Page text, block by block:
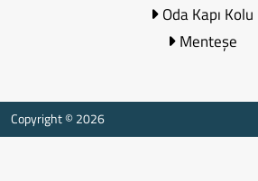
Oda Kapı Kolu
Menteşe
Copyright © 2026